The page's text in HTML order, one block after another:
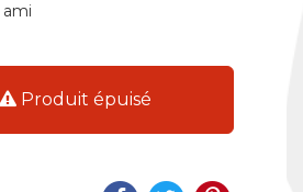
Produit épuisé